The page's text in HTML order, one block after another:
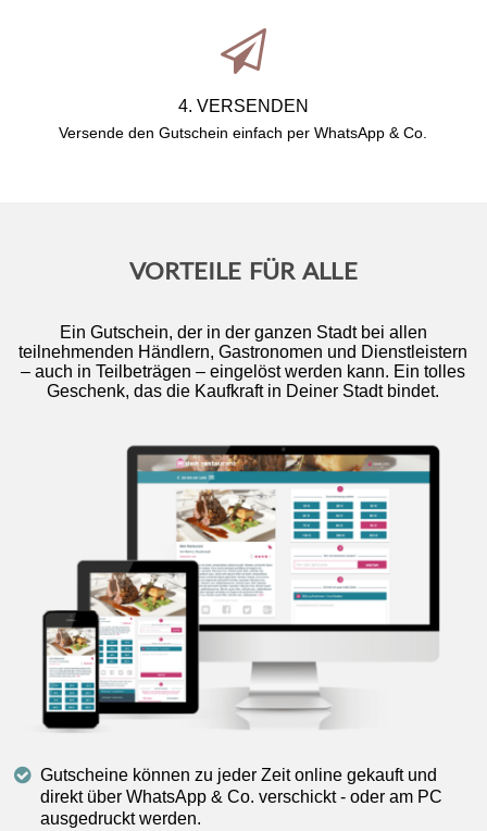
4. VERSENDEN
Versende den Gutschein einfach per WhatsApp & Co.
VORTEILE FÜR ALLE
Ein Gutschein, der in der ganzen Stadt bei allen
teilnehmenden Händlern, Gastronomen und Dienstleistern
– auch in Teilbeträgen – eingelöst werden kann. Ein tolles
Geschenk, das die Kaufkraft in Deiner Stadt bindet.
Gutscheine können zu jeder Zeit online gekauft und
direkt über WhatsApp & Co. verschickt - oder am PC
ausgedruckt werden.